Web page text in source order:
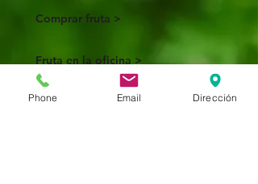
Comprar fruta >
Fruta en la oficina >
Blog >
Phone Email Dirección